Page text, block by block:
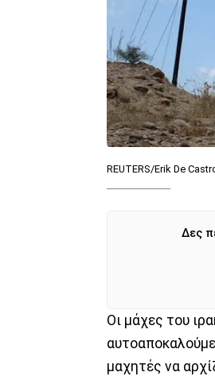
REUTERS/Erik De
Δες
Οι μάχες του
μαχητές να